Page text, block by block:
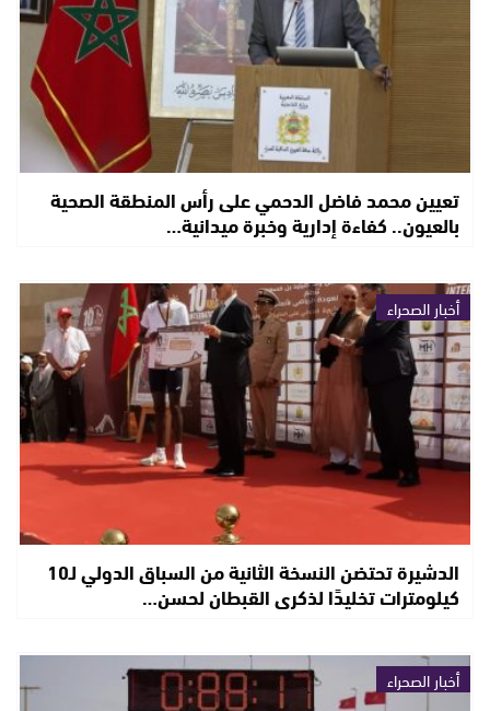
تعيين محمد فاضل الدحمي على رأس المنطقة الصحية
بالعيون.. كفاءة إدارية وخبرة ميدانية…
أخبار الصحراء
الدشيرة تحتضن النسخة الثانية من السباق الدولي لـ10
كيلومترات تخليدًا لذكرى القبطان لحسن…
أخبار الصحراء